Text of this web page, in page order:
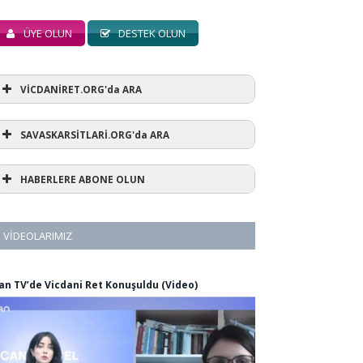
ÜYE OLUN DESTEK OLUN
VİCDANİRET.ORG'da ARA
SAVASKARSİTLARİ.ORG'da ARA
HABERLERE ABONE OLUN
VIDEOLARIMIZ
TV’de Vicdani Ret Konuşuldu (Video)